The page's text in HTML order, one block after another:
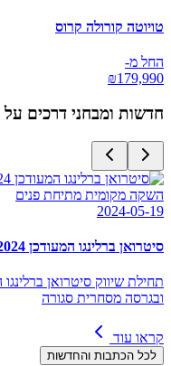
טויוטה קורולה קרוס
החל מ-
₪179,990
חדשות ומבחני דרכים על
השקה מקומית מתיחת פנים
2024-05-19
סיטרואן ברלינגו המעודכן 2024: מחיר החל מ-174,990 שקל
ובגרסה מסחרית סגורה
קראו עוד
לכל הכתבות והחדשות